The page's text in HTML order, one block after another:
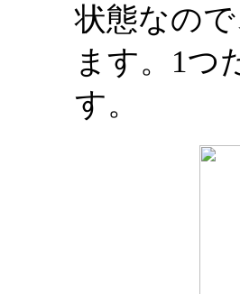
状態なの
ます。1つ
す。